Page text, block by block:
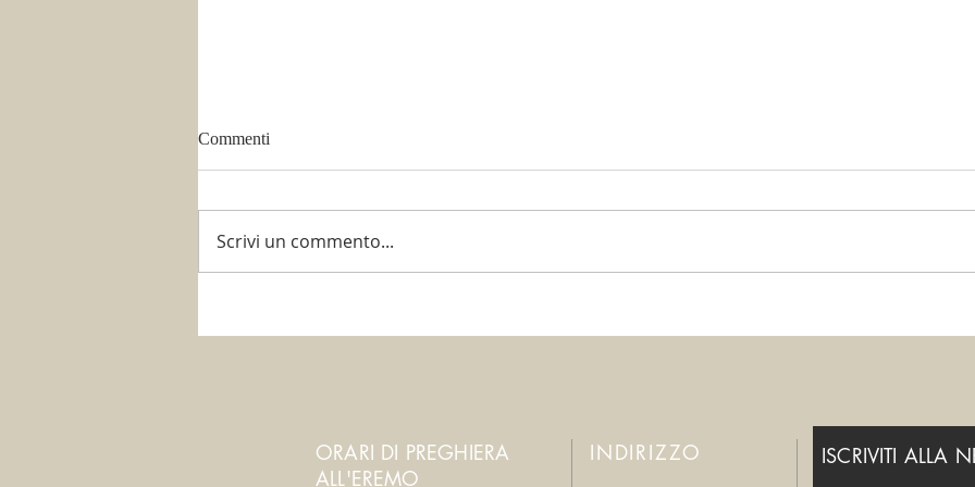
È tempo di potare!
Commenti
Scrivi un commento...
ORARI DI PREGHIERA
ALL'EREMO
INDIRIZZO ISCRIVITI ALLA